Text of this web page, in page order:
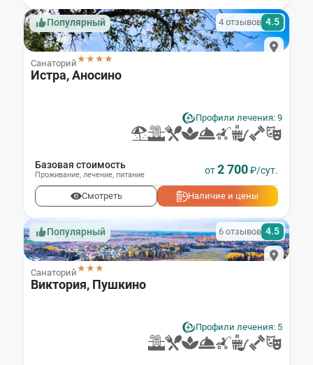
Популярный
Санаторий★★★★
4 отзывов 4.5
Истра, Аносино
Профили лечения: 9
Базовая стоимость
Проживание, лечение, питание от2 700₽/сут.
Смотреть Наличие и цены
Популярный
Санаторий★★★
6 отзывов 4.5
Виктория, Пушкино
Профили лечения: 5